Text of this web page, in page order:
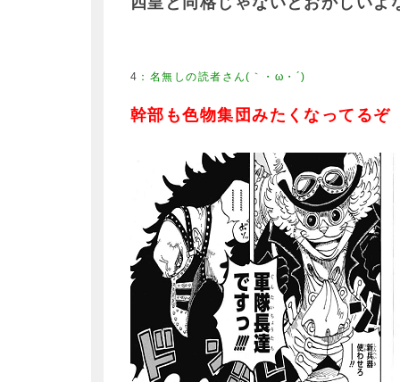
4 ： 名無しの読者さん(｀・ω・´)
幹部も色物集団みたくなってるぞ